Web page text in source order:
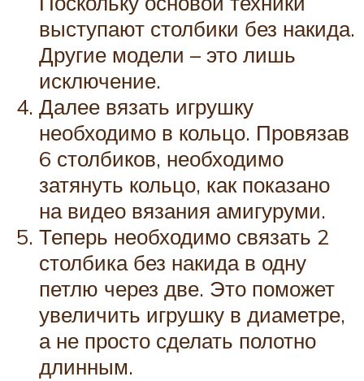
выступают столбики без накида.
Другие модели – это лишь
исключение.
Далее вязать игрушку
необходимо в кольцо. Провязав
6 столбиков, необходимо
затянуть кольцо, как показано
на видео вязания амигуруми.
Теперь необходимо связать 2
столбика без накида в одну
петлю через две. Это поможет
увеличить игрушку в диаметре,
а не просто сделать полотно
длинным.